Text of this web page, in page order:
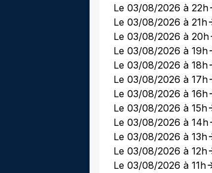
Le 03/08/2026 à 22h
Le 03/08/2026 à 21h
Le 03/08/2026 à 20h
Le 03/08/2026 à 19h
Le 03/08/2026 à 18h
Le 03/08/2026 à 17h
Le 03/08/2026 à 16h
Le 03/08/2026 à 15h
Le 03/08/2026 à 14h
Le 03/08/2026 à 13h
Le 03/08/2026 à 12h
Le 03/08/2026 à 11h